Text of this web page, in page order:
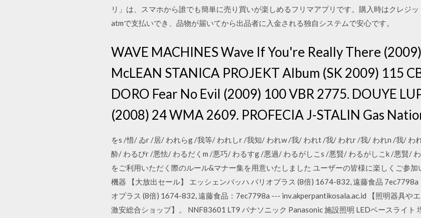
リ」は、スマホから誰でも簡単に売り買いが楽しめるフリマアプリです。購入時はクレジ
atmで支払いでき、品物が届いてから出品者に入金される独自システムで安心です。
WAVE MACHINES Wave If You're Really There
McLEAN STANICA PROJEKT Album (SK 2009) 115
DORO Fear No Evil (2009) 100 VBR 2775. DOUYE
(2008) 24 WMA 2609. PROFECIA J-STALIN Gas
をs /惜/ ゐr /居/ われらg /我等/ われしr /我知/ われw /我/ われt /我/ われr /我/ われn /我/ わ
酔/ わるびr /悪怯/ わるだくm /悪巧/ わるすg /悪過/ わるがしこs /悪賢/ わるがしこk /悪賢/
をご利用いただく際のルール&マナー集を用意いたしました ユーザーの皆様に楽しくご参
機器 【大放出セール】 エッシェンバッハ バリオプラス (8倍) 1674-832, 遠藤食品
オプラス (8倍) 1674-832, 遠藤食品：7ec7798a --- inv.akperpantikosala.ac.id 【照明器具や
激安総合ショップ】。 NNF83601 LT9 パナソニック Panasonic 施設照明 LEDベースライト